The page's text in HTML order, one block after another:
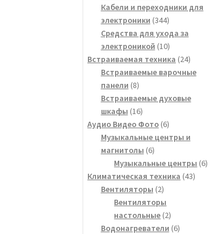
товаров
Кабели и переходники для
электроники 344344
товара
Средства для ухода за
электроникой 1010
товаров
Встраиваемая техника 2424
товара
Встраиваемые варочные
панели 88
товаров
Встраиваемые духовые
шкафы 1616
товаров
Аудио Видео Фото 66
товаров
Музыкальные центры и
магнитолы 66
товаров
Музыкальные центры 66
Климатическая техника 4343
Вентиляторы 22
товара
Вентиляторы
настольные 22
товара
Водонагреватели 66